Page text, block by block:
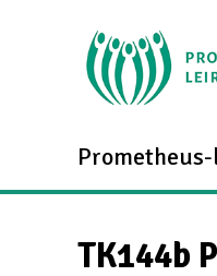
TK144b